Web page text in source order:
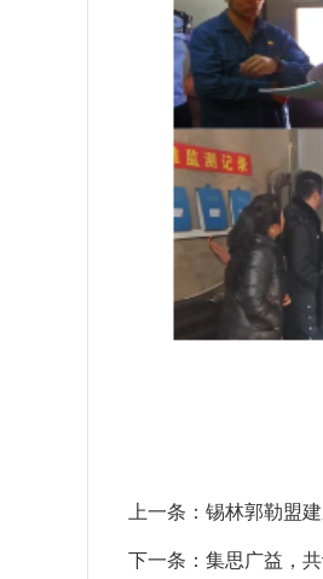
上一条： 锡林郭勒盟
下一条： 集思广益，